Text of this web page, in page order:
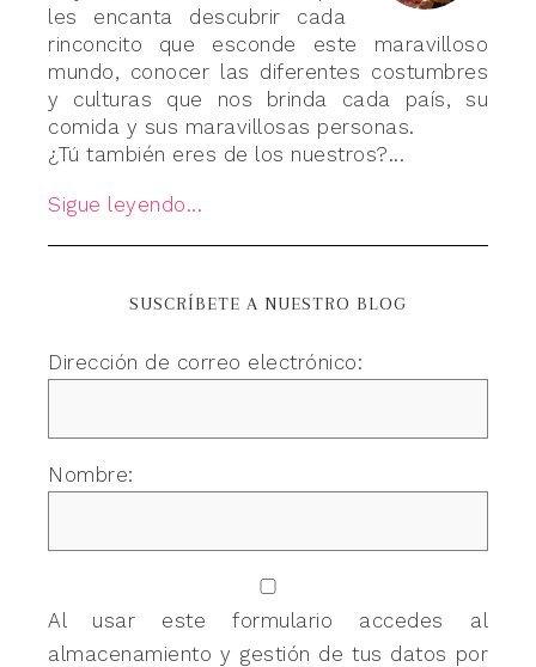
les encanta descubrir cada
rinconcito que esconde este maravilloso
mundo, conocer las diferentes costumbres
y culturas que nos brinda cada país, su
comida y sus maravillosas personas.
¿Tú también eres de los nuestros?...
Sigue leyendo...
SUSCRÍBETE A NUESTRO BLOG
Dirección de correo electrónico:
Nombre:
Al usar este formulario accedes al
almacenamiento y gestión de tus datos por